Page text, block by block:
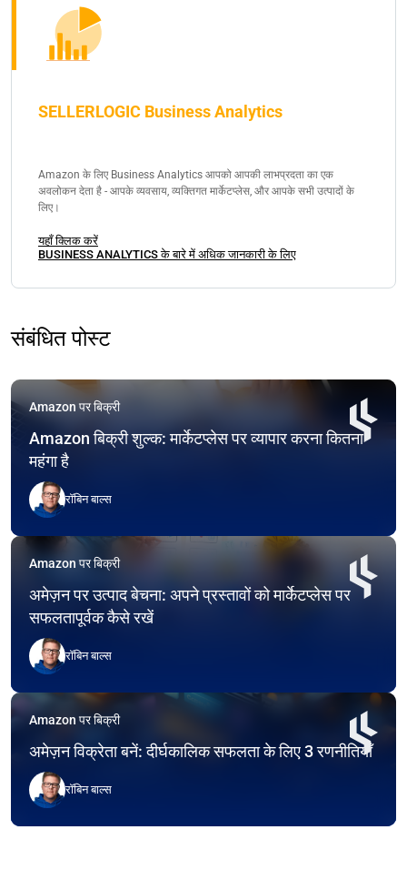
SELLERLOGIC Business Analytics
Amazon के लिए Business Analytics आपको आपकी लाभप्रदता का एक
अवलोकन देता है - आपके व्यवसाय, व्यक्तिगत मार्केटप्लेस, और आपके सभी उत्पादों के
लिए।
यहाँ क्लिक करें
BUSINESS ANALYTICS के बारे में अधिक जानकारी के लिए
संबंधित पोस्ट
Amazon पर बिक्री
Amazon बिक्री शुल्क: मार्केटप्लेस पर व्यापार करना कितना
महंगा है
रॉबिन बाल्स
Amazon पर बिक्री
अमेज़न पर उत्पाद बेचना: अपने प्रस्तावों को मार्केटप्लेस पर
सफलतापूर्वक कैसे रखें
रॉबिन बाल्स
Amazon पर बिक्री
अमेज़न विक्रेता बनें: दीर्घकालिक सफलता के लिए 3 रणनीतियाँ
रॉबिन बाल्स